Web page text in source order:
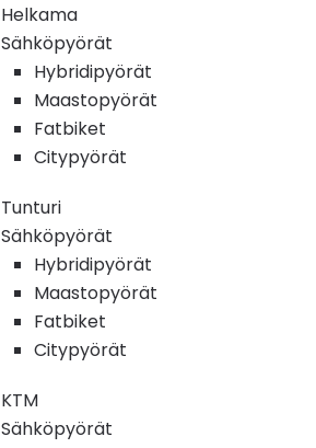
Helkama
Sähköpyörät
Hybridipyörät
Maastopyörät
Fatbiket
Citypyörät
Tunturi
Sähköpyörät
Hybridipyörät
Maastopyörät
Fatbiket
Citypyörät
KTM
Sähköpyörät